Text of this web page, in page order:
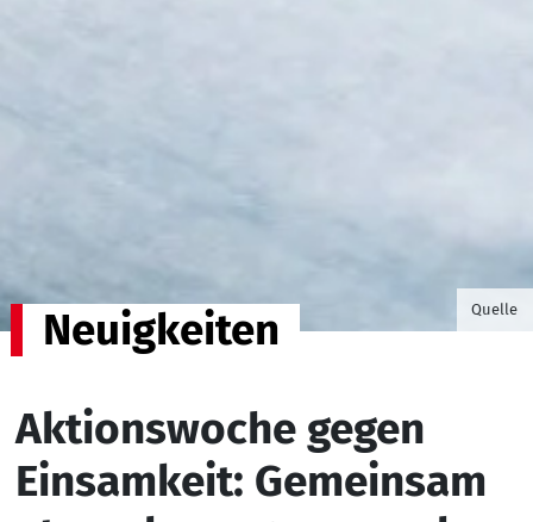
©Foto
Quelle
Neuigkeiten
Aktionswoche gegen
Einsamkeit: Gemeinsam